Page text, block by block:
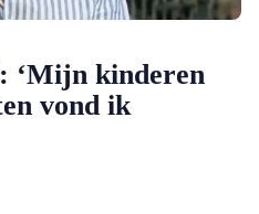
‘Mijn kinderen
vond ik